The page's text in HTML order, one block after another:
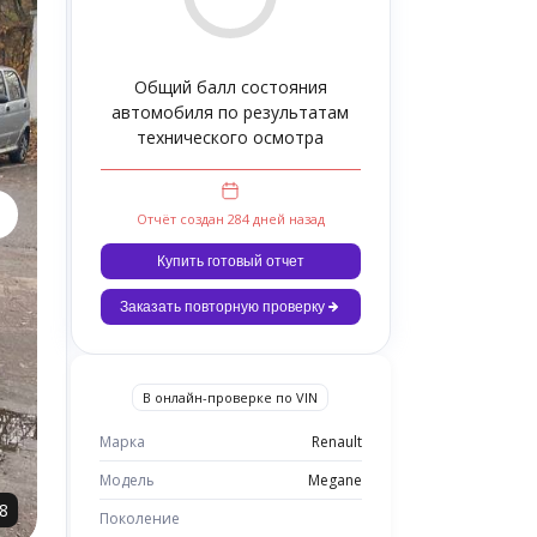
Общий балл состояния
автомобиля по результатам
технического осмотра
Отчёт создан 284 дней назад
Купить готовый отчет
Заказать повторную проверку
В онлайн-проверке по VIN
Марка
Renault
Модель
Megane
Поколение